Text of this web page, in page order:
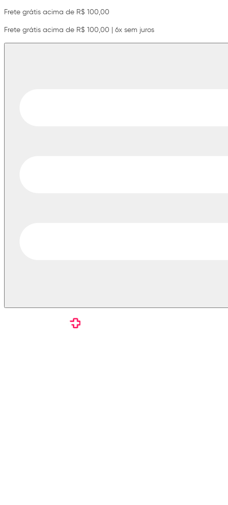
Frete grátis acima de R$ 100,00
Frete grátis acima de R$ 100,00 | 6x sem juros